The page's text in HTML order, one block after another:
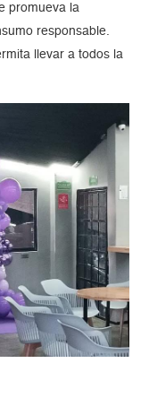
promueva la
responsable.
llevar a todos la